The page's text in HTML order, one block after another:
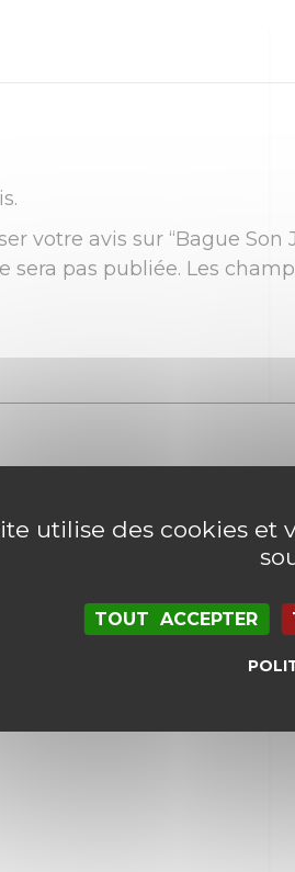
votre avis sur “Bague Son
sera pas publiée. Les
mon e-mail et mon site
utilise des cookies et
TOUT ACCEPTER